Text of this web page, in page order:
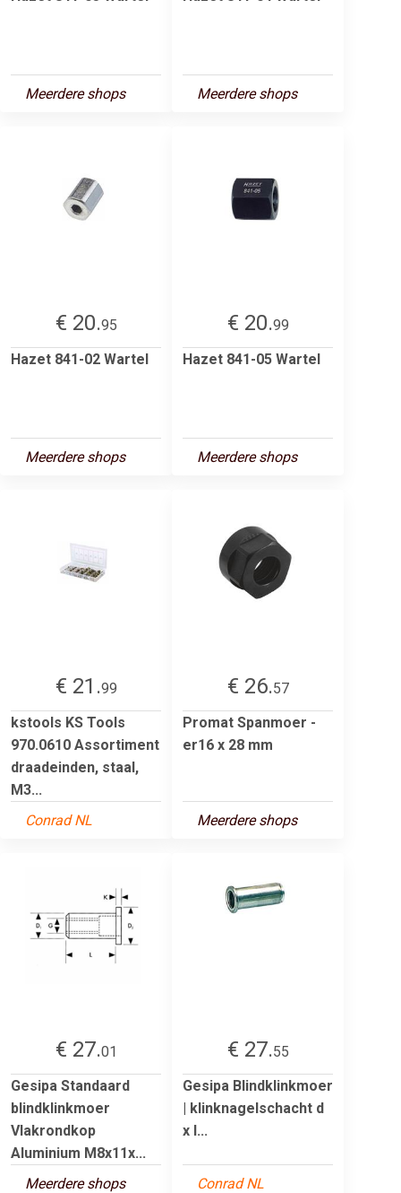
Meerdere shops Meerdere shops
€ 20.95
Hazet 841-02 Wartel
Meerdere shops
€ 20.99
Hazet 841-05 Wartel
Meerdere shops
€ 21.99
kstools KS Tools
970.0610 Assortiment
draadeinden, staal,
M3...
Conrad NL
€ 26.57
Promat Spanmoer -
er16 x 28 mm
Meerdere shops
€ 27.01
Gesipa Standaard
blindklinkmoer
Vlakrondkop
Aluminium M8x11x...
Meerdere shops
€ 27.55
Gesipa Blindklinkmoer
| klinknagelschacht d
x l...
Conrad NL